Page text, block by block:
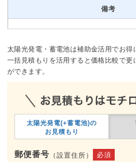
備考
太陽光発電・蓄電池は補助金活用でお得
一括見積もりを活用すると価格比較で更
ができます。
太陽光発電(+蓄電池)の
お見積もり
郵便番号 （設置住所） 必須